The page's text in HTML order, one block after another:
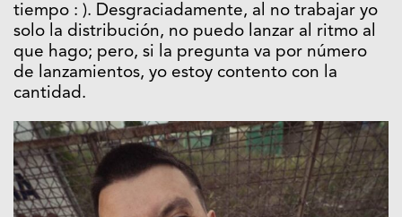
tiempo : ). Desgraciadamente, al no trabajar yo
solo la distribución, no puedo lanzar al ritmo al
que hago; pero, si la pregunta va por número
de lanzamientos, yo estoy contento con la
cantidad.